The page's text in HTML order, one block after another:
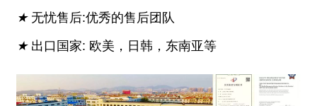
★ 无忧售后:优秀的售后团队
★ 出口国家: 欧美，日韩，东南亚等